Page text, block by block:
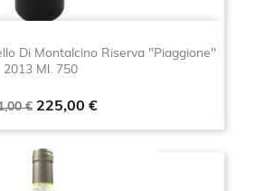
Di Montalcino Riserva "Piaggione"
2013 Ml. 750
€ Prezzo
225,00 €